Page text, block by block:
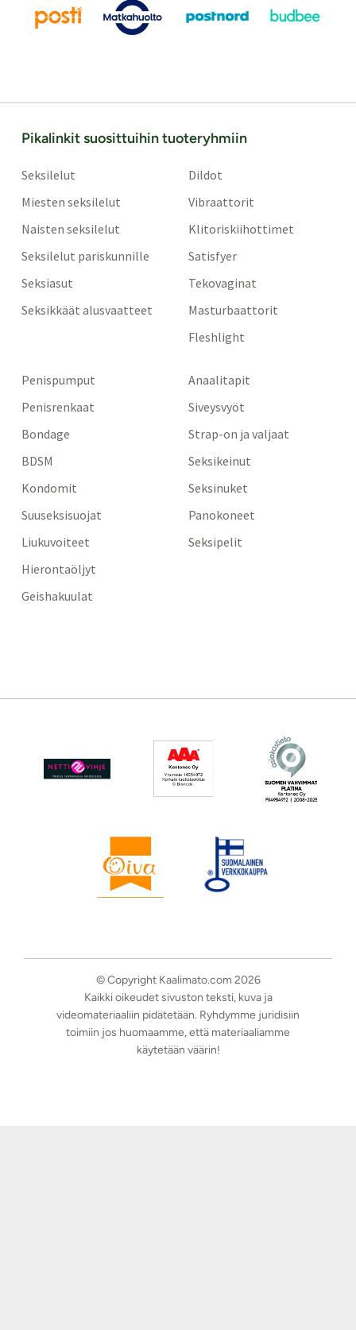
Pikalinkit suosittuihin tuoteryhmiin
Seksilelut
Miesten seksilelut
Naisten seksilelut
Seksilelut pariskunnille
Seksiasut
Seksikkäät alusvaatteet
Dildot
Vibraattorit
Klitoriskiihottimet
Satisfyer
Tekovaginat
Masturbaattorit
Fleshlight
Penispumput
Penisrenkaat
Bondage
BDSM
Kondomit
Suuseksisuojat
Liukuvoiteet
Hierontaöljyt
Geishakuulat
Anaalitapit
Siveysvyöt
Strap-on ja valjaat
Seksikeinut
Seksinuket
Panokoneet
Seksipelit
© Copyright Kaalimato.com 2026
Kaikki oikeudet sivuston teksti, kuva ja
videomateriaaliin pidätetään. Ryhdymme juridisiin
toimiin jos huomaamme, että materiaaliamme
käytetään väärin!